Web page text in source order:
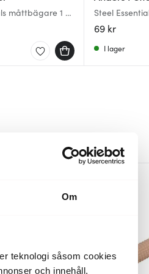
Om
teknologi såsom cookies
och innehåll,
måttbägare 1 L
Steel
borstad
69 kr
I lager